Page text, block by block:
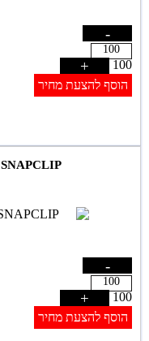
-
100
+
הוסף להצעת מחיר
SNAPCLIP – קופסה לאטבים עם מגנט
-
100
+
הוסף להצעת מחיר